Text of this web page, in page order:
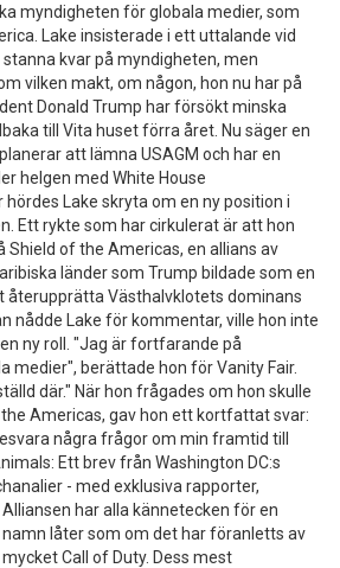
myndigheten för globala medier, som
Lake insisterade i ett uttalande vid
kvar på myndigheten, men
vilken makt, om någon, hon nu har på
Donald Trump har försökt minska
till Vita huset förra året. Nu säger en
att lämna USAGM och har en
helgen med White House
hördes Lake skryta om en ny position i
Ett rykte som har cirkulerat är att hon
Shield of the Americas, en allians av
länder som Trump bildade som en
återupprätta Västhalvklotets dominans
nådde Lake för kommentar, ville hon inte
ny roll. "Jag är fortfarande på
medier", berättade hon för Vanity Fair.
där." När hon frågades om hon skulle
Americas, gav hon ett kortfattat svar:
några frågor om min framtid till
Ett brev från Washington DC:s
- med exklusiva rapporter,
har alla kännetecken för en
namn låter som om det har föranletts av
Call of Duty. Dess mest